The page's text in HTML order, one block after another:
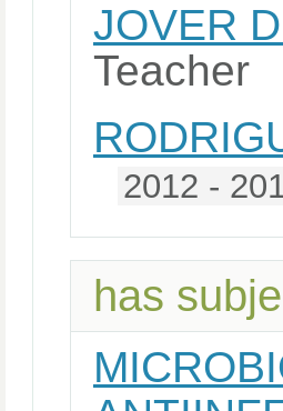
JOVER
Teacher
2012 -
has